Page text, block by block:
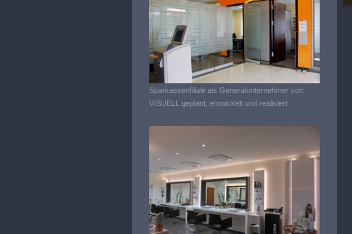
Sparkassenfiliale als Generalunternehmer von
VISUELL geplant, entwickelt und realisiert